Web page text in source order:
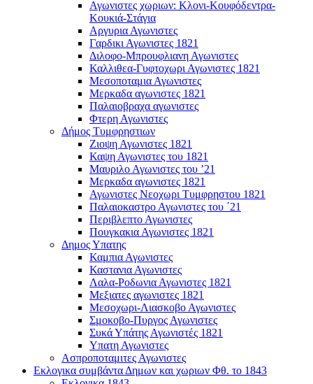
Αγωνιστες χωριων: Κλονι-Κουφόδεντρα-
Κουκιά-Στάγια
Αργυρια Αγωνιστες
Γαρδικι Αγωνιστες 1821
Διλοφο-Μπρουφλιανη Αγωνιστες
Καλλιθεα-Γυφτοχωρι Αγωνιστες 1821
Μεσοποταμια Αγωνιστες
Μερκαδα αγωνιστες 1821
Παλαιοβραχα αγωνιστες
Φτερη Αγωνιστες
Δήμος Τυμφρηστιων
Ζιοψη Αγωνιστες 1821
Καψη Αγωνιστες του 1821
Μαυριλο Αγωνιστες του ’21
Μερκαδα αγωνιστες 1821
Αγωνιστες Νεοχωρι Τυμφρηστου 1821
Παλαιοκαστρο Αγωνιστες του ΄21
Περιβλεπτο Αγωνιστες
Πουγκακια Αγωνιστες 1821
Δημος Υπατης
Καμπια Αγωνιστες
Καστανια Αγωνιστες
Λαλα-Ροδωνια Αγωνιστες 1821
Μεξιατες αγωνιστες 1821
Μεσοχωρι-Λιασκοβο Αγωνιστες
Σμοκοβο-Πυργος Αγωνιστες
Συκά Υπάτης Αγωνιστές 1821
Υπατη Αγωνιστες
Ασπροποταμιτες Αγωνιστες
Εκλογικα συμβάντα Δημων και χωριων Φθ. το 1843